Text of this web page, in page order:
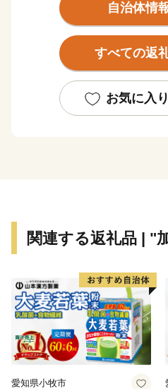
清らかで豊富な富士山湧水
産品を育みます。
古来より盛んな伝統織物は
＜主な返礼品＞
◇都留市のＰＲ用動画◇
●都留CM第１弾「つるに恋し
出演は都留市出身の白須慶子
●都留CM第２弾「都留の読
自治体情
すべての返
お気に入
関連する返礼品 | "
愛知県小牧市